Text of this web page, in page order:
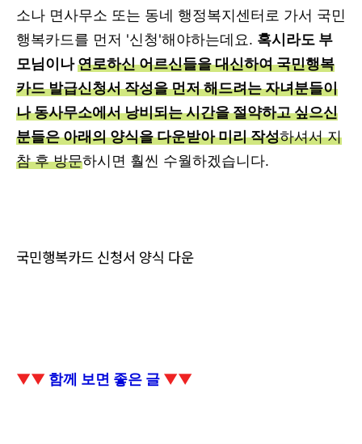
소나 면사무소 또는 동네 행정복지센터로 가서 국민
행복카드를 먼저 '신청'해야하는데요. 혹시라도 부
모님이나연로하신 어르신들을 대신하여 국민행복
카드 발급신청서 작성을 먼저 해드려는 자녀분들이
나 동사무소에서 낭비되는 시간을 절약하고 싶으신
분들은 아래의 양식을 다운받아 미리 작성하셔서 지
참 후 방문하시면 훨씬 수월하겠습니다.
국민행복카드 신청서 양식 다운
▼▼ 함께 보면 좋은 글 ▼▼